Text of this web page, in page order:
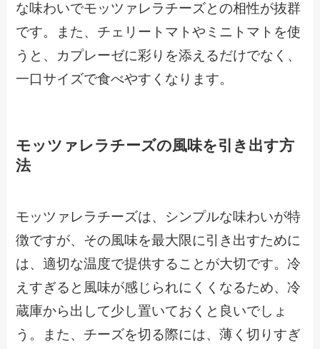
な味わいでモッツァレラチーズとの相性が抜群
です。また、チェリートマトやミニトマトを使
うと、カプレーゼに彩りを添えるだけでなく、
一口サイズで食べやすくなります。
モッツァレラチーズの風味を引き出す方
法
モッツァレラチーズは、シンプルな味わいが特
徴ですが、その風味を最大限に引き出すために
は、適切な温度で提供することが大切です。冷
えすぎると風味が感じられにくくなるため、冷
蔵庫から出して少し置いておくと良いでしょ
う。また、チーズを切る際には、薄く切りすぎ